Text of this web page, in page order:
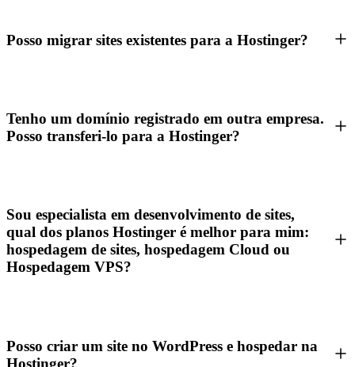
Posso migrar sites existentes para a Hostinger?
Tenho um domínio registrado em outra empresa.
Posso transferi-lo para a Hostinger?
Sou especialista em desenvolvimento de sites,
qual dos planos Hostinger é melhor para mim:
hospedagem de sites, hospedagem Cloud ou
Hospedagem VPS?
Posso criar um site no WordPress e hospedar na
Hostinger?